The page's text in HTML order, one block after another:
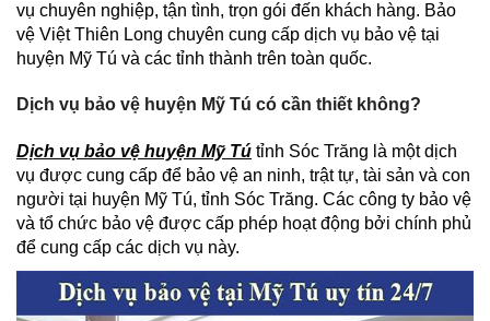
vụ chuyên nghiệp, tận tình, trọn gói đến khách hàng. Bảo
vệ Việt Thiên Long chuyên cung cấp dịch vụ bảo vệ tại
huyện Mỹ Tú và các tỉnh thành trên toàn quốc.
Dịch vụ bảo vệ huyện Mỹ Tú có cần thiết không?
Dịch vụ bảo vệ huyện Mỹ Tú tỉnh Sóc Trăng là một dịch
vụ được cung cấp để bảo vệ an ninh, trật tự, tài sản và con
người tại huyện Mỹ Tú, tỉnh Sóc Trăng. Các công ty bảo vệ
và tổ chức bảo vệ được cấp phép hoạt động bởi chính phủ
để cung cấp các dịch vụ này.